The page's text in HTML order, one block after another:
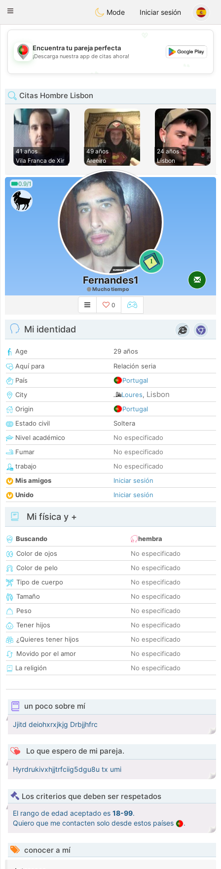
namoroPortugues
Toggle
Mode Iniciar sesión
💖
💕
Encuentra tu pareja perfecta
¡Descarga nuestra app de citas ahora!
Citas Hombre Lisbon
41 años
Vila Franca de Xir
49 años
Areeiro
24 años
Lisbon
0.9/1
1
Fernandes1
Mucho tiempo
0
Mi identidad
Age
29 años
Aquí para
Relación seria
País
Portugal
City
Loures, Lisbon
Origin
Portugal
Estado civil
Soltera
Nivel académico
No especificado
Fumar
No especificado
trabajo
No especificado
Mis amigos
Iniciar sesión
Unido
Iniciar sesión
Mi física y +
Buscando
hembra
Color de ojos
No especificado
Color de pelo
No especificado
Tipo de cuerpo
No especificado
Tamaño
No especificado
Peso
No especificado
Tener hijos
No especificado
¿Quieres tener hijos
No especificado
Movido por el amor
No especificado
La religión
No especificado
un poco sobre mí
Jjitd deiohxrxjkjg Drbjjhfrc
Lo que espero de mi pareja.
Hyrdrukivxhjjtrfciig5dgu8u tx umi
Los criterios que deben ser respetados
El rango de edad aceptado es 18-99.
Quiero que me contacten solo desde estos países
.
conocer a mí